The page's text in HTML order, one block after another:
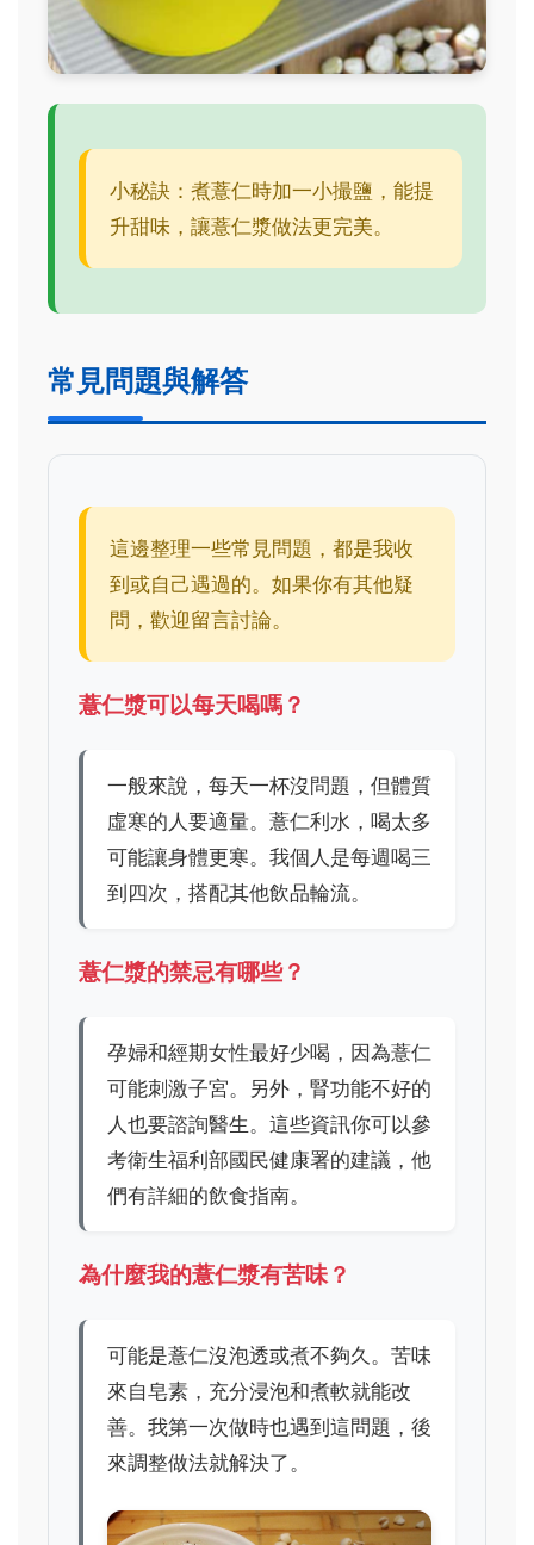
小秘訣：煮薏仁時加一小撮鹽，能提
升甜味，讓薏仁漿做法更完美。
常見問題與解答
這邊整理一些常見問題，都是我收
到或自己遇過的。如果你有其他疑
問，歡迎留言討論。
薏仁漿可以每天喝嗎？
一般來說，每天一杯沒問題，但體質
虛寒的人要適量。薏仁利水，喝太多
可能讓身體更寒。我個人是每週喝三
到四次，搭配其他飲品輪流。
薏仁漿的禁忌有哪些？
孕婦和經期女性最好少喝，因為薏仁
可能刺激子宮。另外，腎功能不好的
人也要諮詢醫生。這些資訊你可以參
考衛生福利部國民健康署的建議，他
們有詳細的飲食指南。
為什麼我的薏仁漿有苦味？
可能是薏仁沒泡透或煮不夠久。苦味
來自皂素，充分浸泡和煮軟就能改
善。我第一次做時也遇到這問題，後
來調整做法就解決了。